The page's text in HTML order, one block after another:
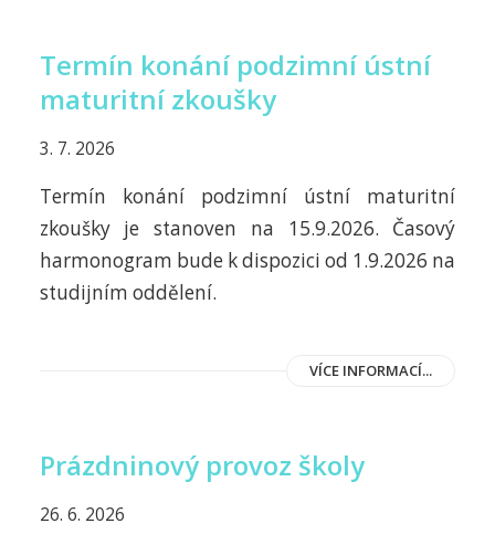
Termín konání podzimní ústní
maturitní zkoušky
3. 7. 2026
Termín konání podzimní ústní maturitní
zkoušky je stanoven na 15.9.2026. Časový
harmonogram bude k dispozici od 1.9.2026 na
studijním oddělení.
VÍCE INFORMACÍ...
Prázdninový provoz školy
26. 6. 2026